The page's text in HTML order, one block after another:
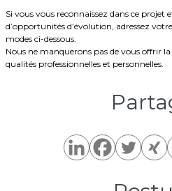
Si vous vous reconnaissez dans ce
d’opportunités d’évolution, adressez
modes ci-dessous.
Nous ne manquerons pas de vous offrir
qualités professionnelles et personnelles.